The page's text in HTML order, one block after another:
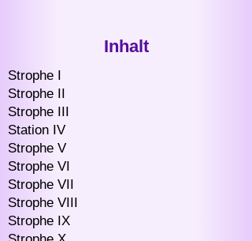
Inhalt
Strophe I
Strophe II
Strophe III
Station IV
Strophe V
Strophe VI
Strophe VII
Strophe VIII
Strophe IX